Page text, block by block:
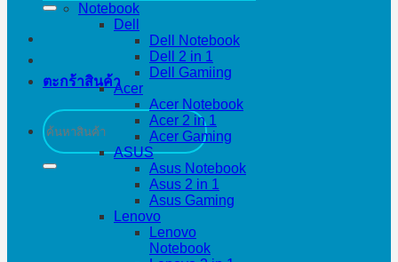
ตะกร้าสินค้า
ค้นหา:
Notebook
Dell
Dell Notebook
Dell 2 in 1
Dell Gamiing
Acer
Acer Notebook
Acer 2 in 1
Acer Gaming
ASUS
Asus Notebook
Asus 2 in 1
Asus Gaming
Lenovo
Lenovo
Notebook